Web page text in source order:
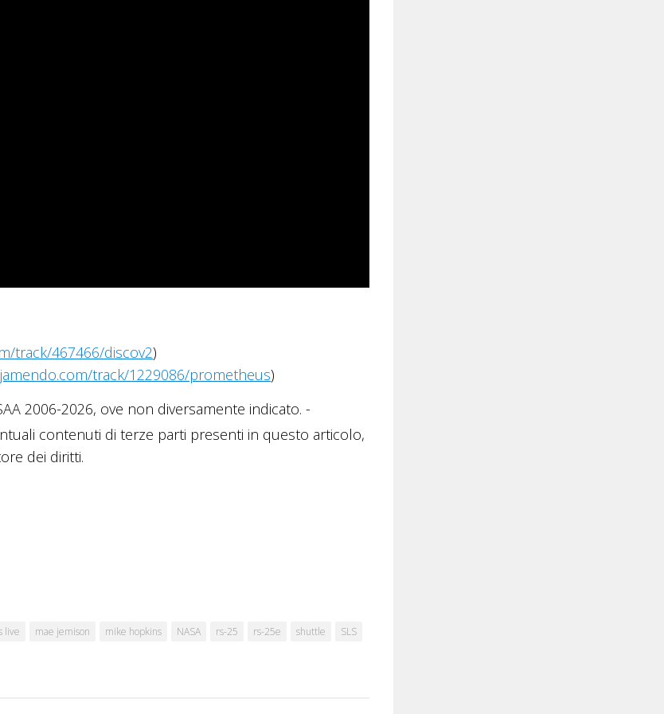
track/467466/discov2)
track/1229086/prometheus)
2006-2026, ove non diversamente indicato. -
contenuti di terze parti presenti in questo articolo,
dei diritti.
live mae jemison mike hopkins NASA rs-25 rs-25e shuttle
SLS